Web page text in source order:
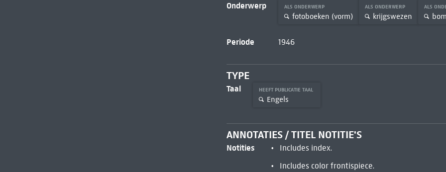
Onderwerp ALS ONDERWERP
fotoboeken (vorm)
ALS ONDERWERP
krijgswezen
ALS
Periode 1946
TYPE
Taal HEEFT PUBLICATIE TAAL
Engels
ANNOTATIES / TITEL NOTITIE'S
Notities
Includes index.
Includes color frontispiece.